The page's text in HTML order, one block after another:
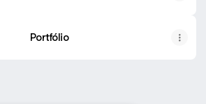
Portfólio